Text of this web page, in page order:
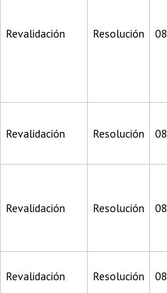
Revalidación Resolución 08
Revalidación Resolución 08
Revalidación Resolución 08
Revalidación Resolución 08